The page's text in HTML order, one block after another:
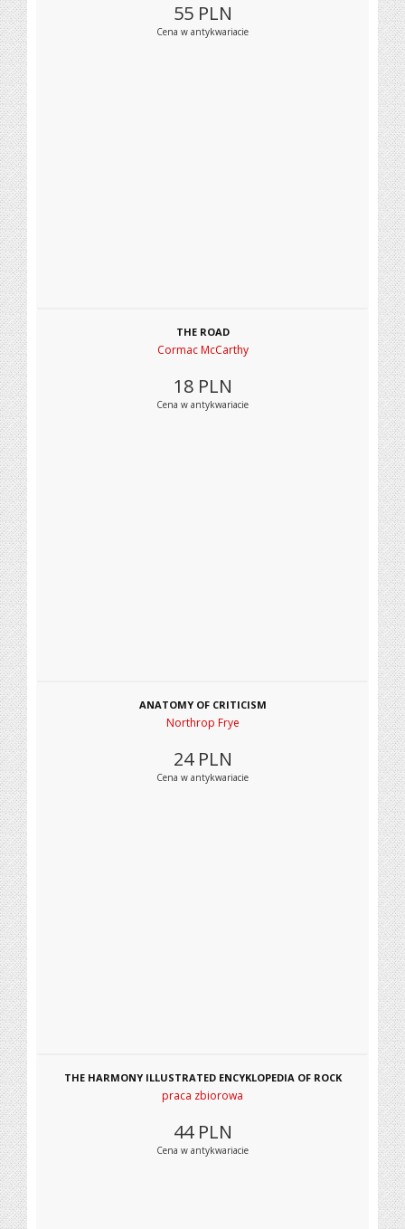
55 PLN
Cena w antykwariacie
THE ROAD
Cormac McCarthy
18 PLN
Cena w antykwariacie
ANATOMY OF CRITICISM
Northrop Frye
24 PLN
Cena w antykwariacie
THE HARMONY ILLUSTRATED ENCYKLOPEDIA OF ROCK
praca zbiorowa
44 PLN
Cena w antykwariacie